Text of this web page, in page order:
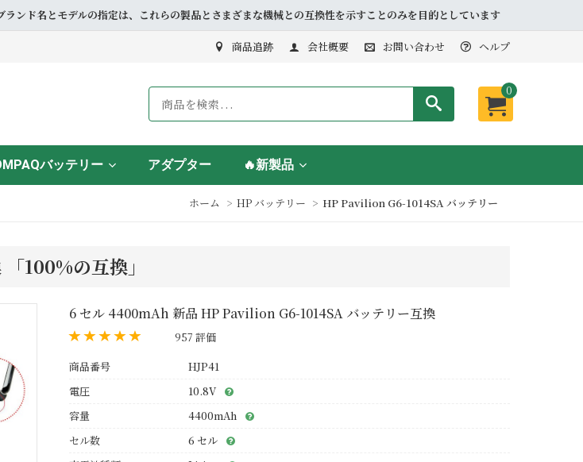
ド名とモデルの指定は、これらの製品とさまざまな機械との互換性を示すことのみを目的としています
商品追跡 会社概要 お問い合わせ ヘルプ
0
バッテリー アダプター 🔥新製品
ホーム HP バッテリー HP Pavilion G6-1014SA バッテリー
100%の互換」
6 セル 4400mAh 新品 HP Pavilion G6-1014SA バッテリー互換
957 評価
商品番号
HJP41
電圧
10.8V
容量
4400mAh
セル数
6 セル